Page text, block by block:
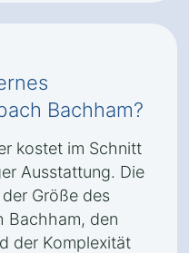
Bachham?
kostet im Schnitt
Ausstattung. Die
Größe des
Bachham, den
der Komplexität